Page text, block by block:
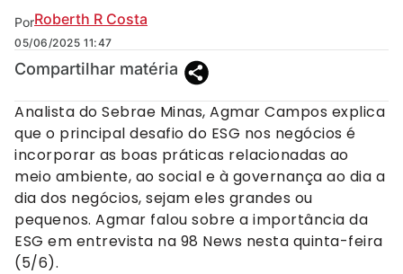
PorRoberth R Costa
05/06/2025 11:47
Compartilhar matéria
Analista do Sebrae Minas, Agmar Campos explica
que o principal desafio do ESG nos negócios é
incorporar as boas práticas relacionadas ao
meio ambiente, ao social e à governança ao dia a
dia dos negócios, sejam eles grandes ou
pequenos. Agmar falou sobre a importância da
ESG em entrevista na 98 News nesta quinta-feira
(5/6).